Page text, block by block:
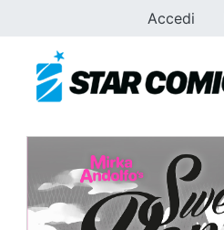
Accedi